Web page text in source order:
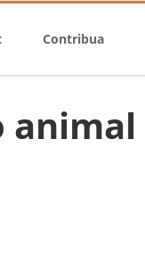
Contribua
animal